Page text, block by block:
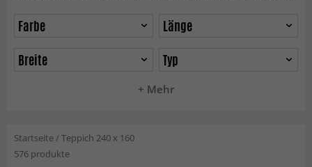
+ Mehr
Farbe
Länge
Breite
Typ
Startseite/Teppich 240 x 160
576 produkte